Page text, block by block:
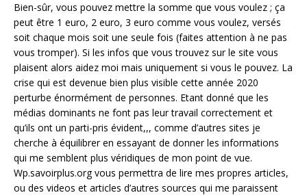
Bien-sûr, vous pouvez mettre la somme que vous voulez ; ça
peut être 1 euro, 2 euro, 3 euro comme vous voulez, versés
soit chaque mois soit une seule fois (faites attention à ne pas
vous tromper). Si les infos que vous trouvez sur le site vous
plaisent alors aidez moi mais uniquement si vous le pouvez. La
crise qui est devenue bien plus visible cette année 2020
perturbe énormément de personnes. Etant donné que les
médias dominants ne font pas leur travail correctement et
qu’ils ont un parti-pris évident,,, comme d’autres sites je
cherche à équilibrer en essayant de donner les informations
qui me semblent plus véridiques de mon point de vue.
Wp.savoirplus.org vous permettra de lire mes propres articles,
ou des videos et articles d’autres sources qui me paraissent